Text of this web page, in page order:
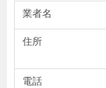
業者名
住所
電話